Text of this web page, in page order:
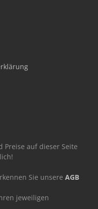
Preise auf dieser Seite
Sie unsere AGB
jeweiligen